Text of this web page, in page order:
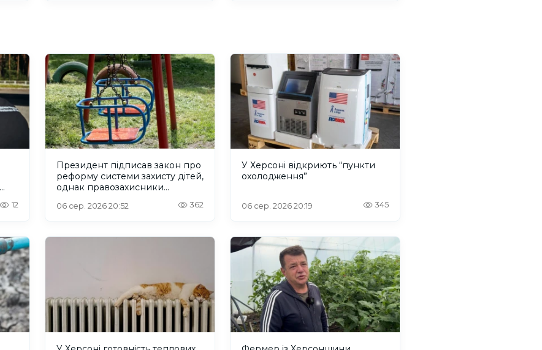
12
Президент підписав закон про
реформу системи захисту дітей,
однак правозахисники
06 сер. 2026 20:52 362
У Херсоні відкриють “пункти
охолодження”
06 сер. 2026 20:19 345